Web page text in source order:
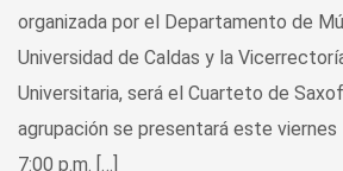
organizada por el Departamento de
Universidad de Caldas y la
Universitaria, será el Cuarteto de
agrupación se presentará este
7:00 p.m. […]